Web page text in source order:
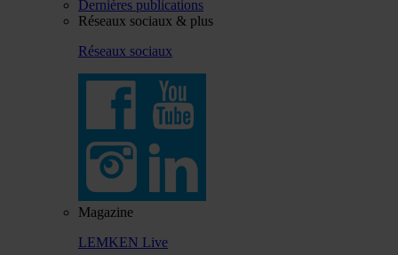
Dernières publications
Réseaux sociaux & plus
Réseaux sociaux
Magazine
LEMKEN Live